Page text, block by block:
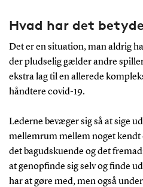
Hvad har det
Det er en situation, man aldrig
der pludselig gælder andre
ekstra lag til en allerede
håndtere covid-19.
Lederne bevæger sig så at sige
mellemrum mellem noget kendt
det bagudskuende og det
at genopfinde sig selv og finde
har at gøre med, men også